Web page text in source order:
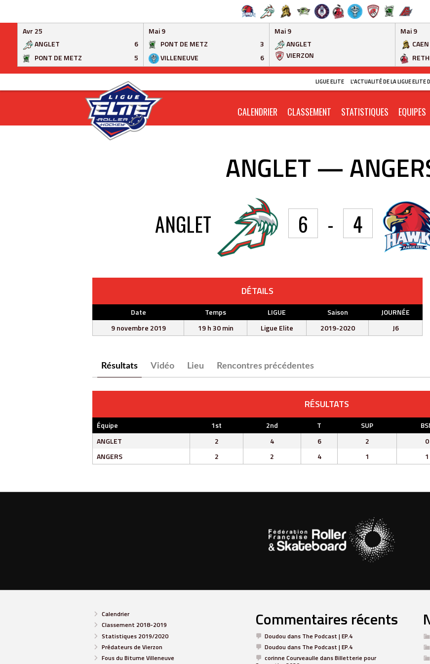
Avr 25
ANGLET
6
PONT DE METZ
5
Mai 9
PONT DE METZ
3
VILLENEUVE
6
Mai 9
ANGLET
VIERZON
Mai 9
CAEN
content
LIGUE ELITE L'ACTUALITÉ DE LA LIGUE ELITE
CALENDRIER CLASSEMENT STATISTIQUES EQUIPES
ANGLET —
ANGLET 6 - 4
DÉTAILS
Date Temps LIGUE Saison
JOURNÉE
9 novembre 2019
19 h 30 min Ligue Elite 2019-2020 J6
Résultats Vidéo Lieu Rencontres précédentes
RÉSULTATS
Équipe 1st 2nd T SUP
ANGLET
2 4 6 2 0
ANGERS
2 2 4 1 1
Calendrier
Classement 2018-2019
Statistiques 2019/2020
Prédateurs de Vierzon
Fous du Bitume Villeneuve
Commentaires récents
Doudou dans The Podcast | EP.4
Doudou dans The Podcast | EP.4
corinne CourveaulledansBilletterie pour